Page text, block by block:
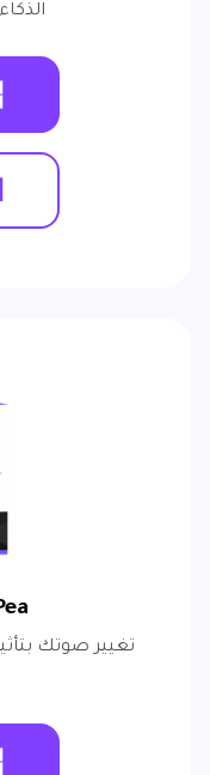
تغيير صوتك